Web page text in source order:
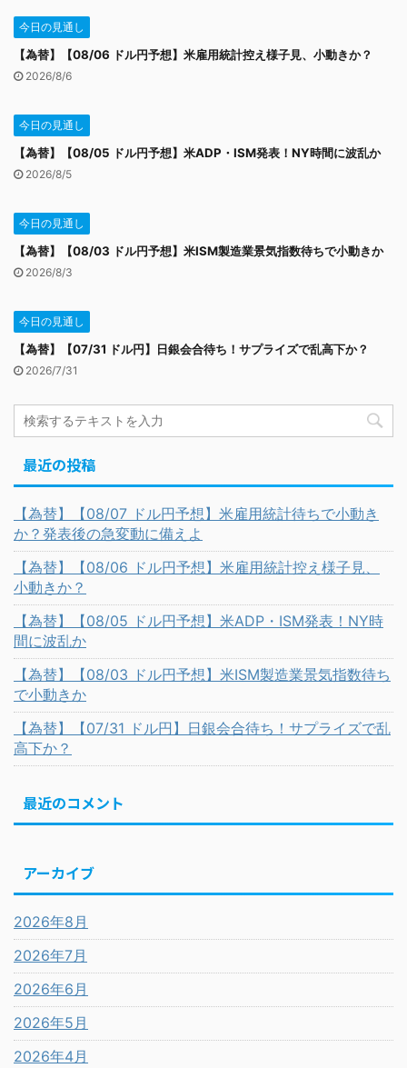
今日の見通し
【為替】【08/06 ドル円予想】米雇用統計控え様子見、小動きか？
2026/8/6
今日の見通し
【為替】【08/05 ドル円予想】米ADP・ISM発表！NY時間に波乱か
2026/8/5
今日の見通し
【為替】【08/03 ドル円予想】米ISM製造業景気指数待ちで小動きか
2026/8/3
今日の見通し
【為替】【07/31 ドル円】日銀会合待ち！サプライズで乱高下か？
2026/7/31
最近の投稿
【為替】【08/07 ドル円予想】米雇用統計待ちで小動き
か？発表後の急変動に備えよ
【為替】【08/06 ドル円予想】米雇用統計控え様子見、
小動きか？
【為替】【08/05 ドル円予想】米ADP・ISM発表！NY時
間に波乱か
【為替】【08/03 ドル円予想】米ISM製造業景気指数待ち
で小動きか
【為替】【07/31 ドル円】日銀会合待ち！サプライズで乱
高下か？
最近のコメント
アーカイブ
2026年8月
2026年7月
2026年6月
2026年5月
2026年4月